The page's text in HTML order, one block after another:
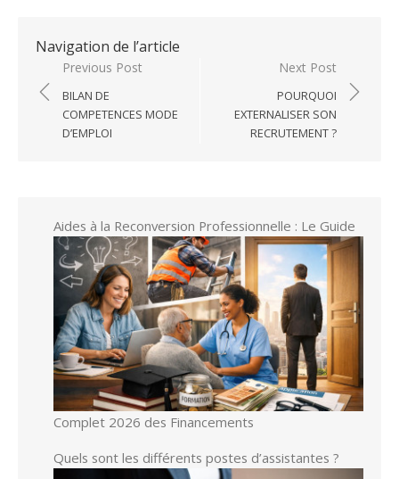
Navigation de l’article
Previous Post
BILAN DE
COMPETENCES MODE
D’EMPLOI
Next Post
POURQUOI
EXTERNALISER SON
RECRUTEMENT ?
Aides à la Reconversion Professionnelle : Le Guide
Complet 2026 des Financements
Quels sont les différents postes d’assistantes ?